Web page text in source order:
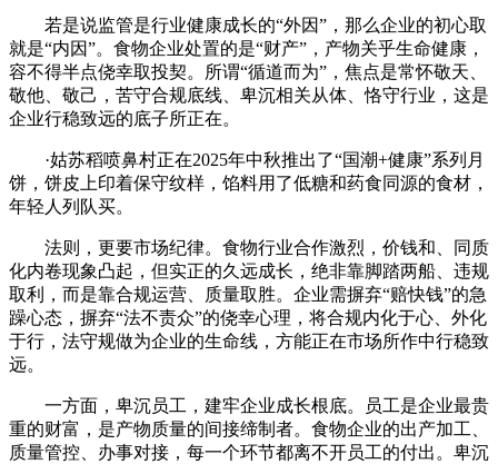
若是说监管是行业健康成长的“外因”，那么企业的初心取
就是“内因”。食物企业处置的是“财产”，产物关乎生命健康，
容不得半点侥幸取投契。所谓“循道而为”，焦点是常怀敬天、
敬他、敬己，苦守合规底线、卑沉相关从体、恪守行业，这是
企业行稳致远的底子所正在。
·姑苏稻喷鼻村正在2025年中秋推出了“国潮+健康”系列月
饼，饼皮上印着保守纹样，馅料用了低糖和药食同源的食材，
年轻人列队买。
法则，更要市场纪律。食物行业合作激烈，价钱和、同质
化内卷现象凸起，但实正的久远成长，绝非靠脚踏两船、违规
取利，而是靠合规运营、质量取胜。企业需摒弃“赔快钱”的急
躁心态，摒弃“法不责众”的侥幸心理，将合规内化于心、外化
于行，法守规做为企业的生命线，方能正在市场所作中行稳致
远。
一方面，卑沉员工，建牢企业成长根底。员工是企业最贵
重的财富，是产物质量的间接缔制者。食物企业的出产加工、
质量管控、办事对接，每一个环节都离不开员工的付出。卑沉